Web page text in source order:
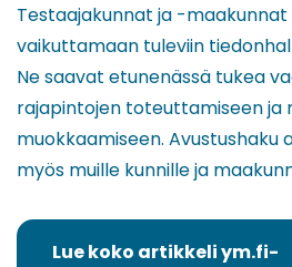
Testaajakunnat ja -
vaikuttamaan tuleviin
Ne saavat etunenässä tukea
rajapintojen toteuttamiseen ja
muokkaamiseen.
myös muille kunnille ja
Lue koko artikkeli ym.fi-